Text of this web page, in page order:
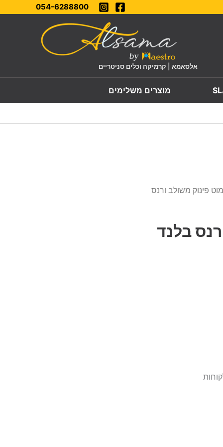
054-6288800
אלסאמא | קרמיקה וכלים סניטריים
מוצרים משלימים
פינוק משולב ורנס
בלנד